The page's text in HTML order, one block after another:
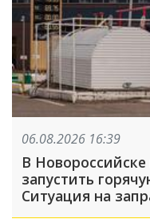
06.08.2026 16:39
В
запустить
Ситуация на
много жалоб